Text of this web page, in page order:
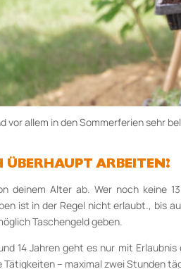
vor allem in den Sommerferien sehr
ÜBERHAUPT ARBEITEN?
deinem Alter ab. Wer noch keine
ist in der Regel nicht erlaubt., bis
Taschengeld geben.
14 Jahren geht es nur mit
Tätigkeiten – maximal zwei Stunden